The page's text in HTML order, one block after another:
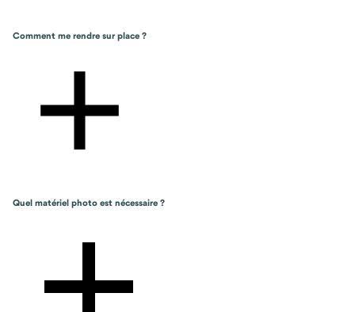
Comment me rendre sur place ?
Quel matériel photo est nécessaire ?